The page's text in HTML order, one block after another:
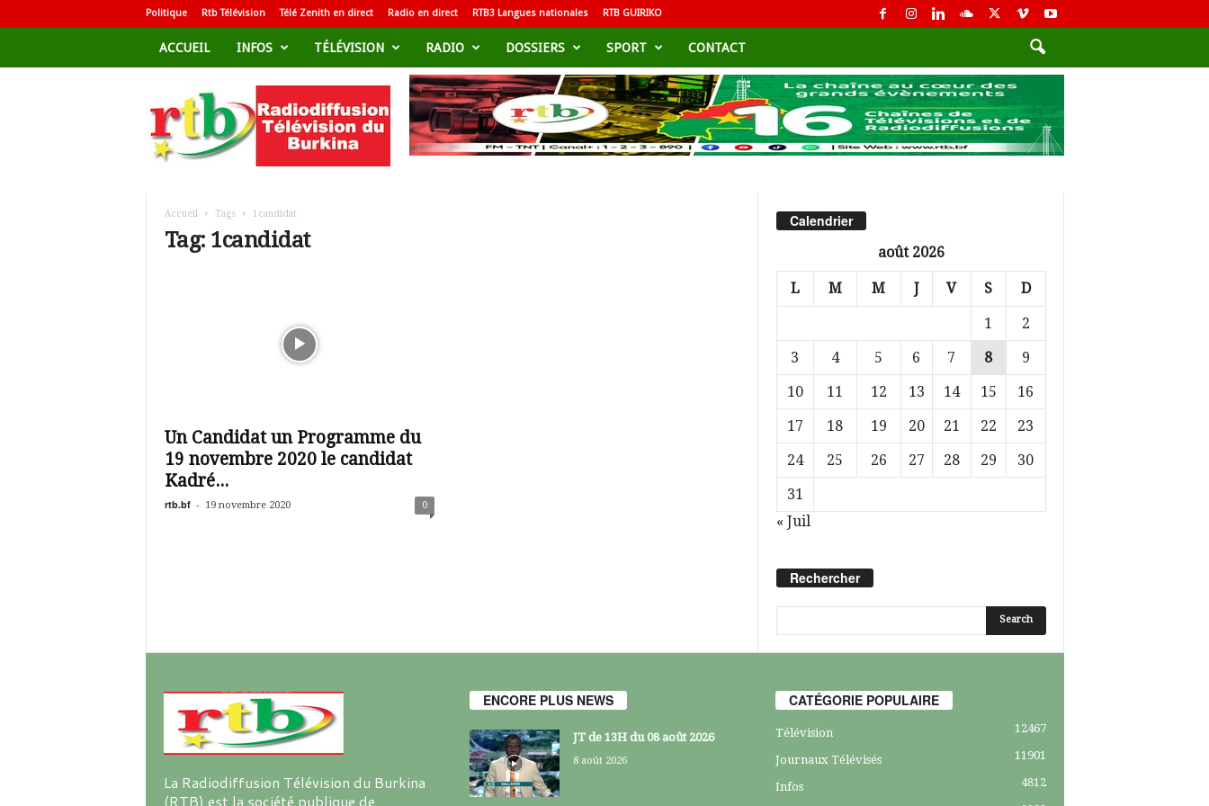
Politique Rtb Télévision Télé Zenith en direct Radio en direct RTB3 Langues nationales RTB GUIRIKO
ACCUEIL INFOS TÉLÉVISION RADIO DOSSIERS SPORT CONTACT
d
i
i
Accueil Tags 1candidat
Tag: 1candidat
Un Candidat un Programme du
19 novembre 2020 le candidat
Kadré...
rtb.bf - 19 novembre 2020 0
Calendrier
août 2026
L M M J V S D
1
2
3
4 5 6 7 8
9
10
11 12 13 14 15
16
17
18 19 20 21 22
23
24
25 26 27 28 29
30
31
« Juil
Rechercher
La Radiodiffusion Télévision du Burkina
(RTB) est la société publique de
ENCORE PLUS NEWS
JT de 13H du 08 août 2026
8 août 2026
CATÉGORIE POPULAIRE
Télévision 12467
Journaux Télévisés 11901
Infos
4812